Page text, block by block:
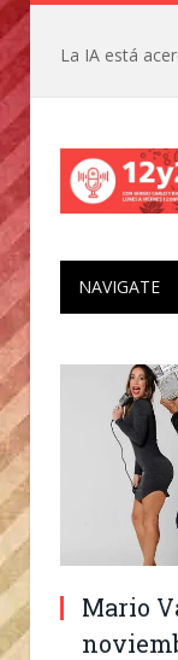
NAVIGATE
Mario